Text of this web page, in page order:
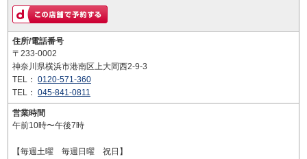
住所/電話番号
〒233-0002
神奈川県横浜市港南区上大岡西2-9-3
TEL： 0120-571-360
TEL： 045-841-0811
営業時間
午前10時〜午後7時
【毎週土曜 毎週日曜 祝日】